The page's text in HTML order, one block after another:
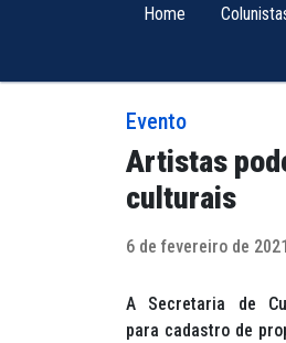
Home
Evento
Artistas
culturais
6 de fevereiro de
A Secretaria de
para cadastro de